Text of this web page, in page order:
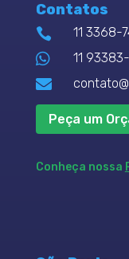
Contatos
 11 3368-
 11

Peça um
Conheça nossa